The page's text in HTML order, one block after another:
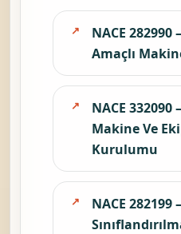
NACE
Amaçlı
NACE
Makine Ve
Kurulumu
NACE